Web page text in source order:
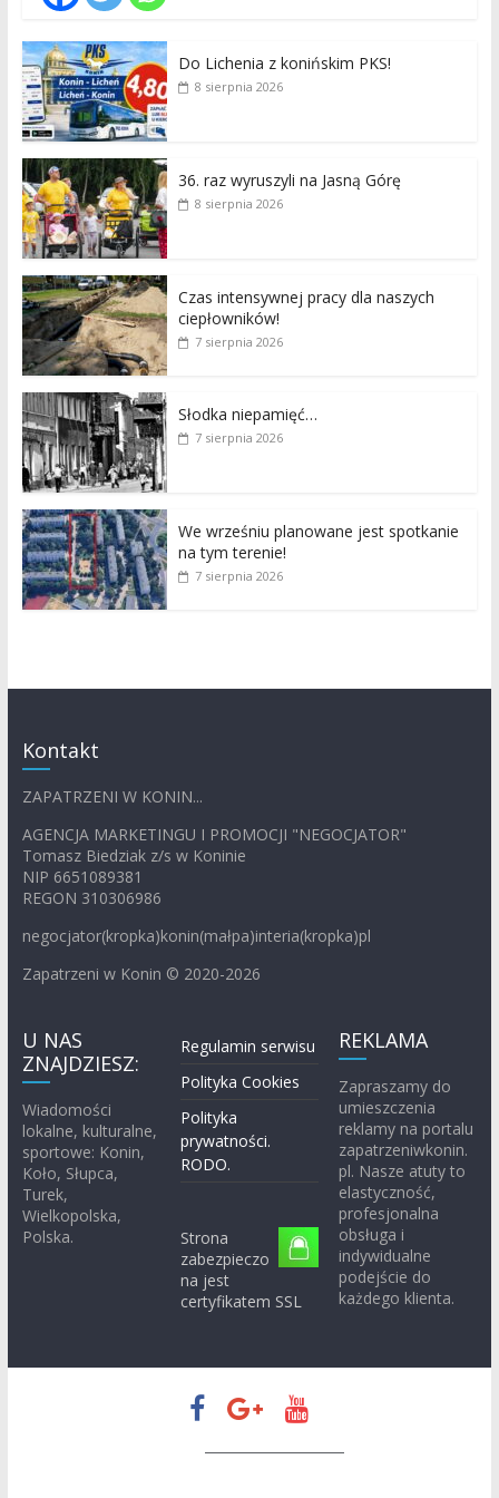
Do Lichenia z konińskim PKS!
8 sierpnia 2026
36. raz wyruszyli na Jasną Górę
8 sierpnia 2026
Czas intensywnej pracy dla naszych
ciepłowników!
7 sierpnia 2026
Słodka niepamięć…
7 sierpnia 2026
We wrześniu planowane jest spotkanie
na tym terenie!
7 sierpnia 2026
Kontakt
ZAPATRZENI W KONIN...
AGENCJA MARKETINGU I PROMOCJI "NEGOCJATOR"
Tomasz Biedziak z/s w Koninie
NIP 6651089381
REGON 310306986
negocjator(kropka)konin(małpa)interia(kropka)pl
Zapatrzeni w Konin © 2020-2026
U NAS
ZNAJDZIESZ:
Wiadomości
lokalne, kulturalne,
sportowe: Konin,
Koło, Słupca,
Turek,
Wielkopolska,
Polska.
Regulamin serwisu
Polityka Cookies
Polityka
prywatności.
RODO.
Strona
zabezpieczo
na jest
certyfikatem SSL
REKLAMA
Zapraszamy do
umieszczenia
reklamy na portalu
zapatrzeniwkonin.
pl. Nasze atuty to
elastyczność,
profesjonalna
obsługa i
indywidualne
podejście do
każdego klienta.